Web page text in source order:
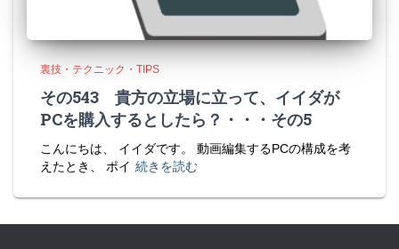
裏技・テクニック・TIPS
その543 貴方の立場に立って、イイダが
PCを購入するとしたら？・・・その5
こんにちは、 イイダです。 動画編集するPCの構成を考
えたとき、 ポイ 続きを読む